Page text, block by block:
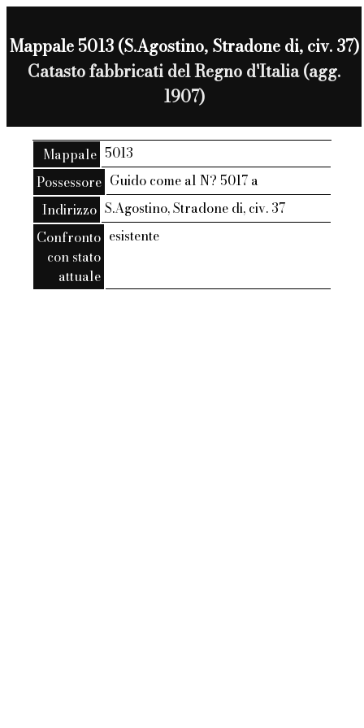
Mappale 5013 (S.Agostino, Stradone di, civ. 37)
Catasto fabbricati del Regno d'Italia (agg.
1907)
Mappale 5013
Possessore Guido come al N? 5017 a
Indirizzo S.Agostino, Stradone di, civ. 37
Confronto
con stato
attuale
esistente